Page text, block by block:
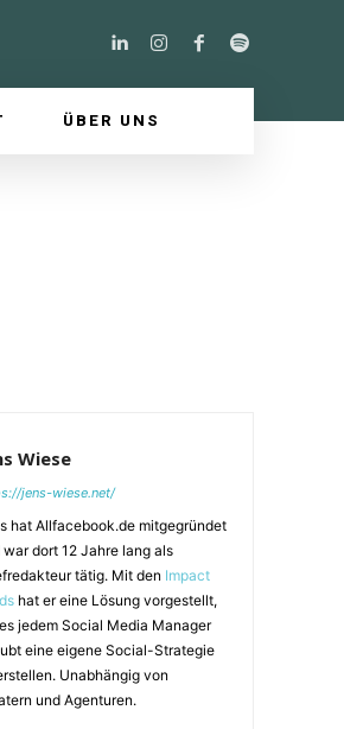
ÜBER UNS
Wiese
jens-wiese.net/
hat Allfacebook.de mitgegründet
war dort 12 Jahre lang als
tätig. Mit den Impact
hat er eine Lösung vorgestellt,
jedem Social Media Manager
eine eigene Social-Strategie
Unabhängig von
und Agenturen.